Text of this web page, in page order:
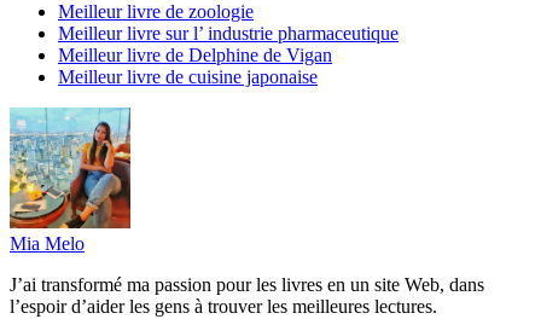
Meilleur livre de zoologie
Meilleur livre sur l’ industrie pharmaceutique
Meilleur livre de Delphine de Vigan
Meilleur livre de cuisine japonaise
Mia Melo
J’ai transformé ma passion pour les livres en un site Web, dans
l’espoir d’aider les gens à trouver les meilleures lectures.